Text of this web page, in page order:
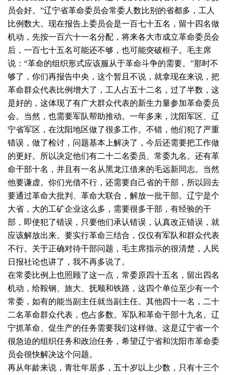
员会好。”辽宁省革命委员会常委人数比别的省都多，工人
比例数大。现在报告上委员会是一百七十五名，留十四名做
机动，先按一百六十一名分配，将来各大市成立革命委员会
后，一百七十五名可能还不够，也可能突破框子。毛主席
说：“革命的组织形式应该服从于革命斗争的需要。”那时不
够了，你们再报告中央，这个暂且不说，就拿现在来说，把
革命群众代表比例增大了，工人占五十二名，过了半数，这
是好的，这体现了有广大群众代表的新生力量参加革命委员
会。当然，也需要军队帮助推动。一年多来，沈阳军区、辽
宁省军区，在沈阳地区做了很多工作。不错，他们犯了严重
错误，做了检讨，问题基本上解决了，今后还需要把工作做
的更好。所以决定他们有二十二名委员、常委九名。还有革
命干部十名，并且有一名从黑龙江借来的毛远新同志。当然
他要谦虚。你们光借不行，还需要自己省的干部，所以回去
要通过革命大批判、革命大联合，解放一批干部。辽宁是个
大省，大的工矿企业这么多，需要很多干部，有经验的干
部，即使犯了错误，只要他们承认错误，认真改正错误，就
应该解放出来。要实行革命三结合，仅仅有军队和群众代表
不行。关于正确对待干部问题，毛主席指示的很清楚，人民
日报社论也讲了，我不再多说了。
在常委比例上也照顾了这一点，常委原四十五名，留出四名
机动，给鞍钢、旅大、抚顺和铁路，这四个单位至少有一个
常委，如有的能当副主任就当副主任。其他四十一名，二十
二名革命群众代表，也占多数。军队和革命干部十九名。辽
宁抓革命、促生产的任务需要我们这样做。这是辽宁省一个
很急迫的组织任务和政治任务，希望辽宁省和沈阳市革命委
员会很快解决这个问题。
再从年龄来说，青壮年居多，五十岁以上少数，只有十三个